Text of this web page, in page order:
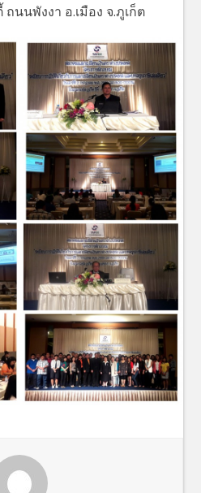
นนพังงา อ.เมือง จ.ภูเก็ต